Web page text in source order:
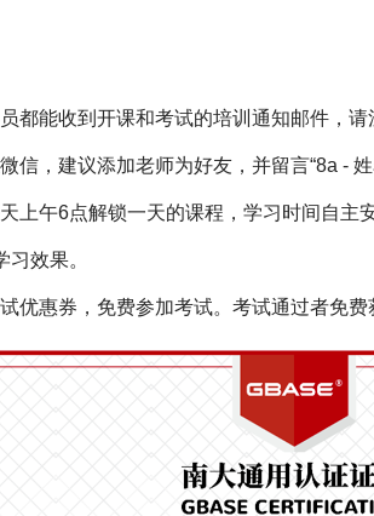
都能收到开课和考试的培训通知邮件，请
信，建议添加老师为好友，并留言“8a -
上午6点解锁一天的课程，学习时间自主安
效果。
优惠券，免费参加考试。考试通过者免